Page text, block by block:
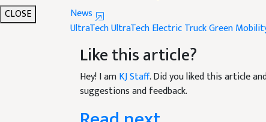
CLOSE
UltraTech
Like this article?
Hey! I amKJ Staff. Did you liked this article
suggestions and feedback.
Read next